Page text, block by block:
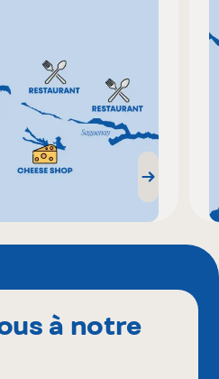
à notre